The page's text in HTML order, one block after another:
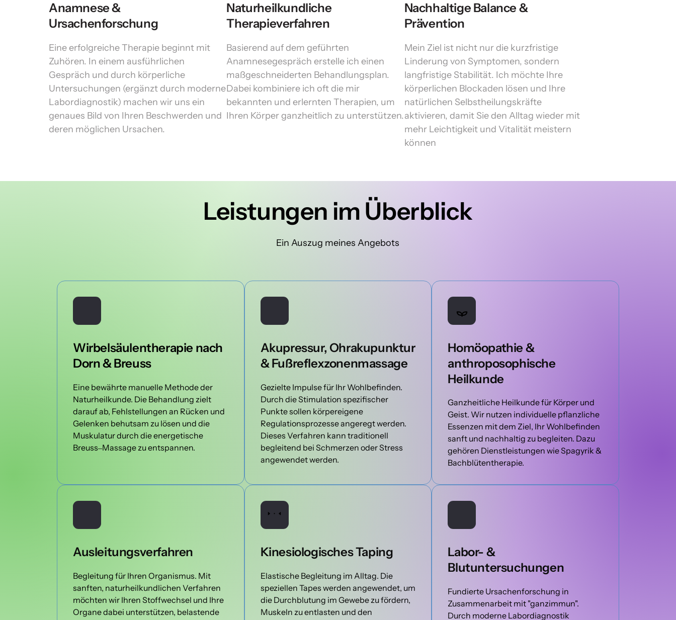
Anamnese &
Ursachenforschung
Eine erfolgreiche Therapie beginnt mit
Zuhören. In einem ausführlichen
Gespräch und durch körperliche
Untersuchungen (ergänzt durch moderne
Labordiagnostik) machen wir uns ein
genaues Bild von Ihren Beschwerden und
deren möglichen Ursachen.
Naturheilkundliche
Therapieverfahren
Basierend auf dem geführten
Anamnesegespräch erstelle ich einen
maßgeschneiderten Behandlungsplan.
Dabei kombiniere ich oft die mir
bekannten und erlernten Therapien, um
Ihren Körper ganzheitlich zu unterstützen.
Nachhaltige Balance &
Prävention
Mein Ziel ist nicht nur die kurzfristige
Linderung von Symptomen, sondern
langfristige Stabilität. Ich möchte Ihre
körperlichen Blockaden lösen und Ihre
natürlichen Selbstheilungskräfte
aktivieren, damit Sie den Alltag wieder mit
mehr Leichtigkeit und Vitalität meistern
können
Leistungen im Überblick
Ein Auszug meines Angebots
Wirbelsäulentherapie
Dorn & Breuss
Eine bewährte manuelle Methode
Naturheilkunde. Die Behandlung
darauf ab, Fehlstellungen an Rücken
Gelenken behutsam zu lösen und
Muskulatur durch die
Breuss‒Massage zu entspannen.
Akupressur, Ohrakupunktur
& Fußreflexzonenmassage
Gezielte Impulse für Ihr Wohlbefinden.
Durch die Stimulation spezifischer
Punkte sollen körpereigene
Regulationsprozesse angeregt werden.
Dieses Verfahren kann traditionell
begleitend bei Schmerzen oder Stress
angewendet werden.
Homöopathie &
anthroposophische
Heilkunde
Ganzheitliche Heilkunde für Körper und
Geist. Wir nutzen individuelle pflanzliche
Essenzen mit dem Ziel, Ihr Wohlbefinden
sanft und nachhaltig zu begleiten. Dazu
gehören Dienstleistungen wie Spagyrik &
Bachblütentherapie.
Ausleitungsverfahren
Begleitung für Ihren Organismus. Mit
sanften, naturheilkundlichen Verfahren
möchten wir Ihren Stoffwechsel und Ihre
Organe dabei unterstützen, belastende
Kinesiologisches Taping
Elastische Begleitung im Alltag. Die
speziellen Tapes werden angewendet, um
die Durchblutung im Gewebe zu fördern,
Muskeln zu entlasten und den
Labor- &
Blutuntersuchungen
Fundierte Ursachenforschung in
Zusammenarbeit mit "ganzimmun".
Durch moderne Labordiagnostik